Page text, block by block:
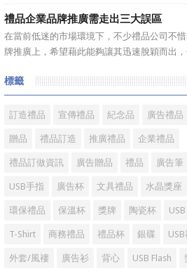
溫，那麼這個耐高溫的溫度限製和準確的含義
紅的小編給大家總結如下。 耐熱玻璃【
glass】是指含有耐熱性強的硼酸﹑矽酸成分,
禮品企業品牌推廣需走出三大誤區
在當前低迷的市場環境下，不少禮品公司不
牌推廣上，希望藉此能夠讓其迅速脫穎而出
無法自拔，這其中，最為常見的誤區有：
楚品牌到底在表達什麼 很多禮品企業在
不知道到...
標籤
訂造禮品 宣傳禮品 紀念品 廣告禮品
贈品 禮品訂造 推廣禮品 企業禮品
禮品訂做資訊 廣告贈品 禮品 廣告筆
USB手指 廣告杯 文具禮品 水晶獎座
環保禮品 保溫杯 獎牌 陶瓷杯
T-Shirt 商務禮品 禮品杯 銀碟
外套/風褸 廣告衫 背心 USB Flash